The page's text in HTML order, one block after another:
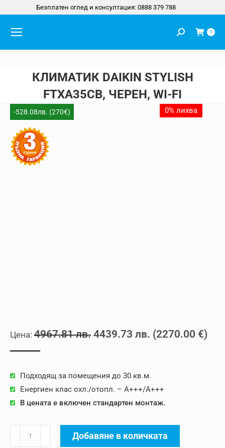
Безплатен оглед и консултация: 0888 379 788
Search: 0
КЛИМАТИК DAIKIN STYLISH
FTXA35CB, ЧЕРЕН, WI-FI
-528.08лв. (270€) 0% лихва
4967.81лв. Original
4967.81 лв..
4439.73 лв. Текущата
4439.73 лв..
(2270.00 €)
Подходящ за помещения до 30 кв.м.
Енергиен клас охл./отопл. – A+++/A+++
В цената е включен стандартен монтаж.
за
Добавяне в количката